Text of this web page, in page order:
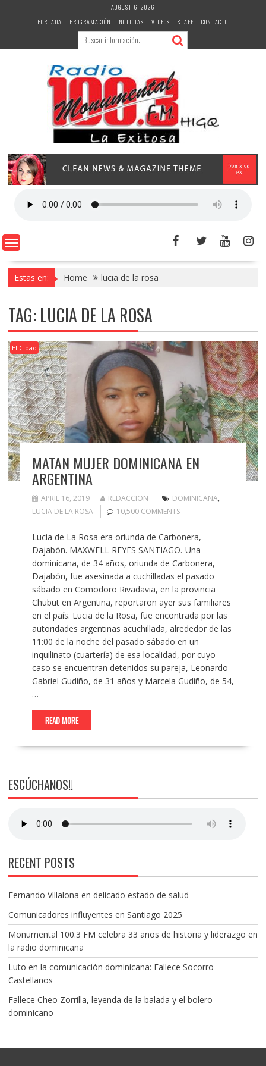
AUGUST 6, 2026
PORTADA
PROGRAMACIÓN NOTICIAS VIDEOS STAFF CONTACTO
Estas en: Home lucia de la rosa
TAG: LUCIA DE LA ROSA
El Cibao
MATAN MUJER DOMINICANA EN
ARGENTINA
APRIL 16, 2019 REDACCION DOMINICANA,
LUCIA DE LA ROSA
10,500 COMMENTS
Lucia de La Rosa era oriunda de Carbonera,
Dajabón. MAXWELL REYES SANTIAGO.-Una
dominicana, de 34 años, oriunda de Carbonera,
Dajabón, fue asesinada a cuchilladas el pasado
sábado en Comodoro Rivadavia, en la provincia
Chubut en Argentina, reportaron ayer sus familiares
en el país. Lucia de la Rosa, fue encontrada por las
autoridades argentinas acuchillada, alrededor de las
11:00 de la noche del pasado sábado en un
inquilinato (cuartería) de esa localidad, por cuyo
caso se encuentran detenidos su pareja, Leonardo
Gabriel Gudiño, de 31 años y Marcela Gudiño, de 54,
…
READ MORE
ESCÚCHANOS!!
RECENT POSTS
Fernando Villalona en delicado estado de salud
Comunicadores influyentes en Santiago 2025
Monumental 100.3 FM celebra 33 años de historia y liderazgo en
la radio dominicana
Luto en la comunicación dominicana: Fallece Socorro
Castellanos
Fallece Cheo Zorrilla, leyenda de la balada y el bolero
dominicano